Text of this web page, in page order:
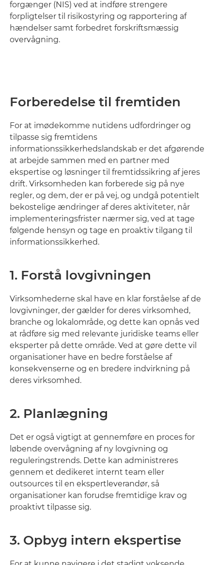
forgænger (NIS) ved at indføre strengere
forpligtelser til risikostyring og rapportering af
hændelser samt forbedret forskriftsmæssig
overvågning.
Forberedelse til fremtiden
For at imødekomme nutidens udfordringer og
tilpasse sig fremtidens
informationssikkerhedslandskab er det afgørende
at arbejde sammen med en partner med
ekspertise og løsninger til fremtidssikring af jeres
drift. Virksomheden kan forberede sig på nye
regler, og dem, der er på vej, og undgå potentielt
bekostelige ændringer af deres aktiviteter, når
implementeringsfrister nærmer sig, ved at tage
følgende hensyn og tage en proaktiv tilgang til
informationssikkerhed.
1. Forstå lovgivningen
Virksomhederne skal have en klar forståelse af de
lovgivninger, der gælder for deres virksomhed,
branche og lokalområde, og dette kan opnås ved
at rådføre sig med relevante juridiske teams eller
eksperter på dette område. Ved at gøre dette vil
organisationer have en bedre forståelse af
konsekvenserne og en bredere indvirkning på
deres virksomhed.
2. Planlægning
Det er også vigtigt at gennemføre en proces for
løbende overvågning af ny lovgivning og
reguleringstrends. Dette kan administreres
gennem et dedikeret internt team eller
outsources til en ekspertleverandør, så
organisationer kan forudse fremtidige krav og
proaktivt tilpasse sig.
3. Opbyg intern ekspertise